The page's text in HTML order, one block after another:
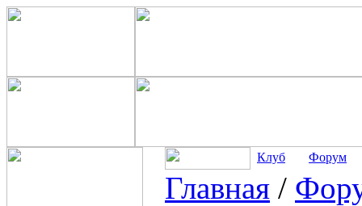
Клуб Форум
Главная /